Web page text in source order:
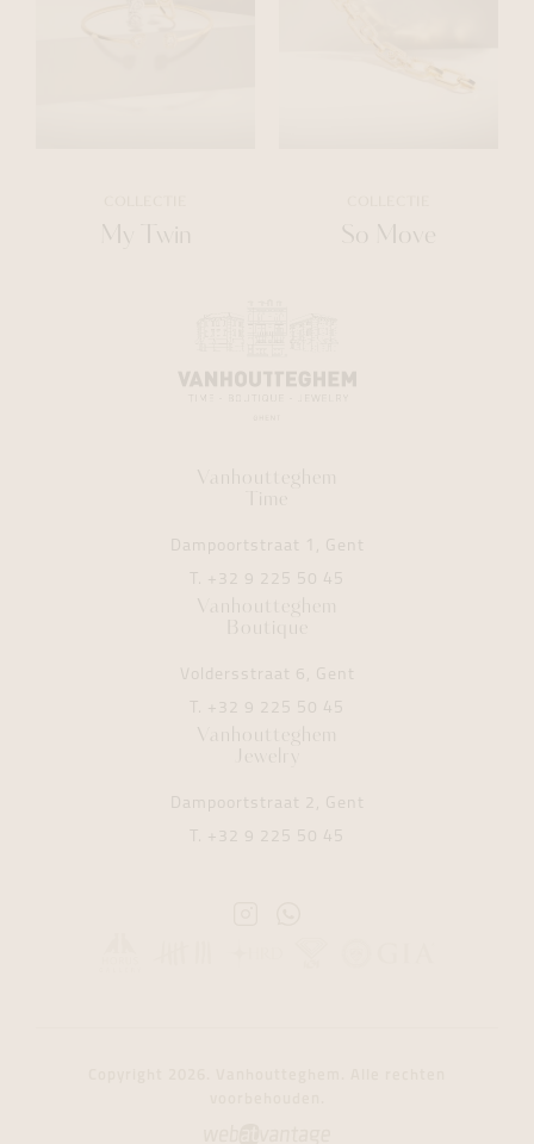
My Twin So Move
Vanhoutteghem
Time
Dampoortstraat 1, Gent
T. +32 9 225 50 45
Vanhoutteghem
Boutique
Voldersstraat 6, Gent
T. +32 9 225 50 45
Vanhoutteghem
Jewelry
Dampoortstraat 2, Gent
T. +32 9 225 50 45